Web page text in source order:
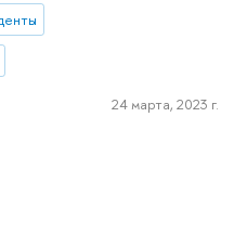
24 марта, 2023 г.